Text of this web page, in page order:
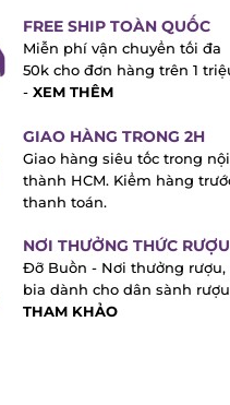
FREE SHIP TOÀN QUỐC
Miễn phí vận chuyển tối đa
50k cho đơn hàng trên 1 triệu
XEM THÊM
GIAO HÀNG TRONG 2H
Giao hàng siêu tốc trong nội
thành HCM. Kiểm hàng trước
thanh toán.
NƠI THƯỞNG THỨC RƯỢU
Đỡ Buồn - Nơi thưởng rượu,
bia dành cho dân sành rượu -
THAM KHẢO